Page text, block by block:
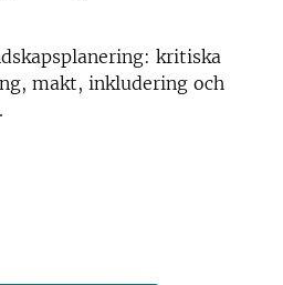
kritiska
makt, inkludering och